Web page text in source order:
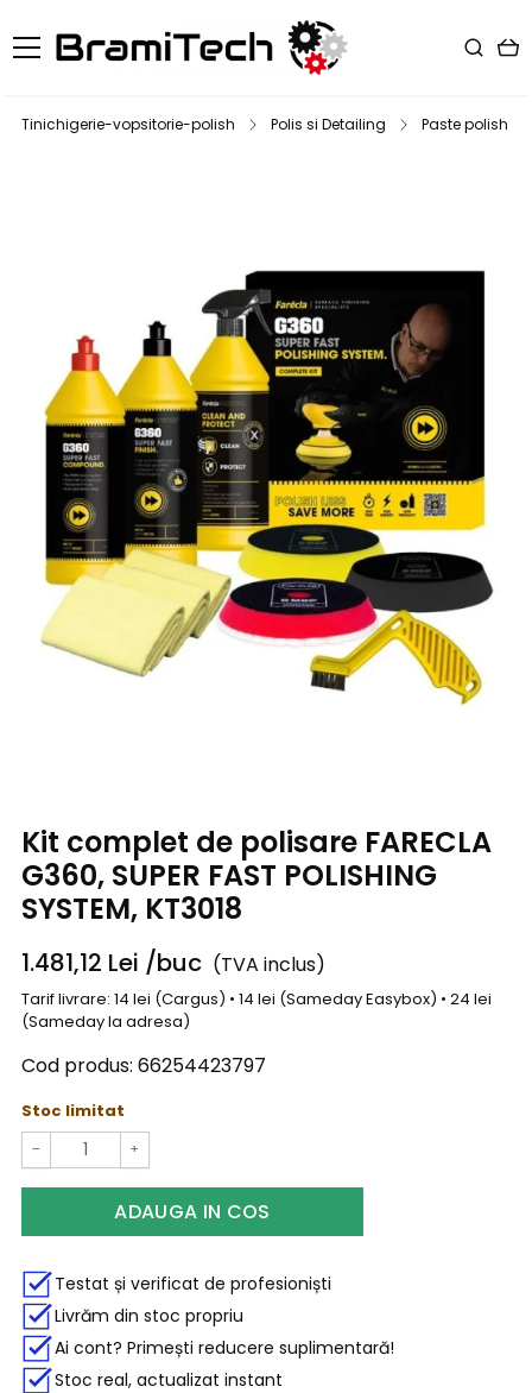
Tinichigerie-vopsitorie-polish Polis si Detailing Paste polish
Kit complet de polisare FARECLA
G360, SUPER FAST POLISHING
SYSTEM, KT3018
1.481,12 Lei /buc (TVA inclus)
Tarif livrare: 14 lei (Cargus) • 14 lei (Sameday Easybox) • 24 lei
(Sameday la adresa)
Cod produs: 66254423797
Stoc limitat
− +
ADAUGA IN COS
Testat și verificat de profesioniști
Livrăm din stoc propriu
Ai cont? Primești reducere suplimentară!
Stoc real, actualizat instant